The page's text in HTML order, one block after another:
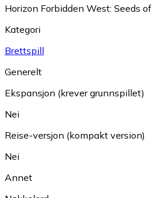
Horizon Forbidden West: Seeds
Kategori
Brettspill
Generelt
Ekspansjon (krever grunnspillet)
Nei
Reise-versjon (kompakt version)
Nei
Annet